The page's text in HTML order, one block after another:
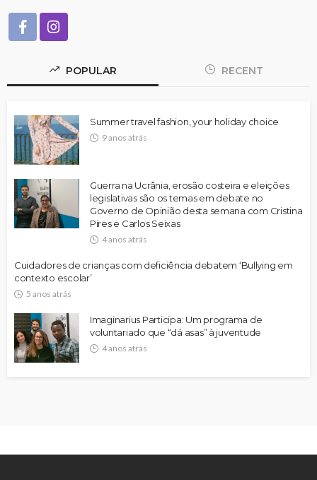
POPULAR RECENT
Summer travel fashion, your holiday choice
9 anos atrás
Guerra na Ucrânia, erosão costeira e eleições
legislativas são os temas em debate no
Governo de Opinião desta semana com Cristina
Pires e Carlos Seixas
4 anos atrás
Cuidadores de crianças com deficiência debatem ‘Bullying em
contexto escolar’
5 anos atrás
Imaginarius Participa: Um programa de
voluntariado que “dá asas” à juventude
4 anos atrás